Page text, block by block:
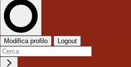
Modifica profilo Logout